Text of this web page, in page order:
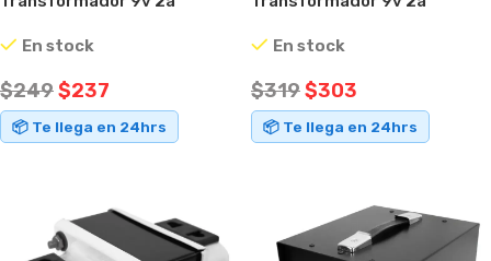
En stock
$249$237
📦 Te llega en 24hrs
NegroEn stock
$319$303
📦 Te llega en 24hrs